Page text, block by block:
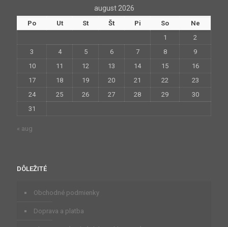
august 2026
Po Ut St Št Pi So
Ne
1
2
3
4 5 6 7 8
9
10
11 12 13 14 15
16
17
18 19 20 21 22
23
24
25 26 27 28 29
30
31
« aug
DÔLEŽITÉ
Obchodné podmienky
Doprava a platba